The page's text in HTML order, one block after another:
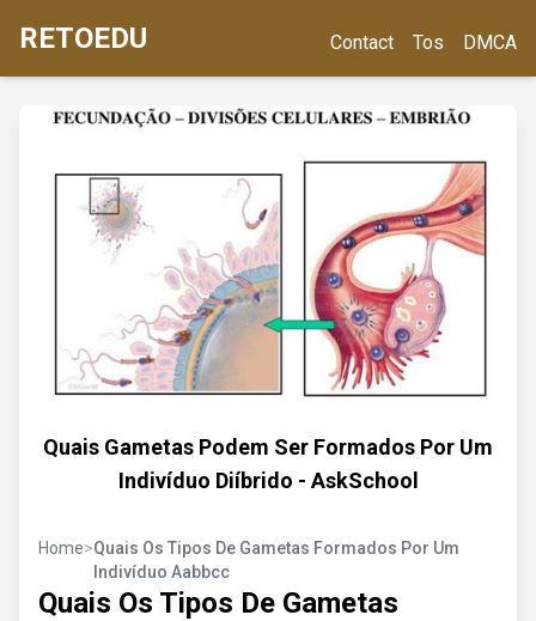
RETOEDU Contact Tos DMCA
Quais Gametas Podem Ser Formados Por Um
Indivíduo Diíbrido - AskSchool
Home>Quais Os Tipos De Gametas Formados Por Um
Indivíduo Aabbcc
Quais Os Tipos De Gametas